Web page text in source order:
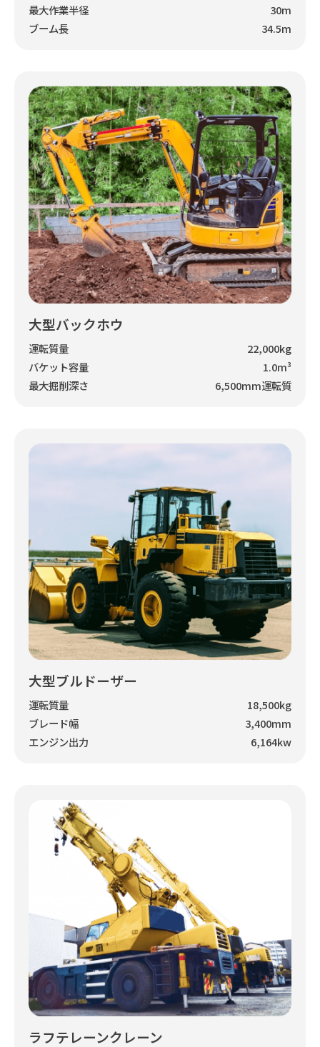
最大作業半径
30m
ブーム長
34.5m
大型バックホウ
運転質量
22,000kg
バケット容量
1.0m³
最大掘削深さ
6,500mm運転質
大型ブルドーザー
運転質量
18,500kg
ブレード幅
3,400mm
エンジン出力
6,164kw
ラフテレーンクレーン